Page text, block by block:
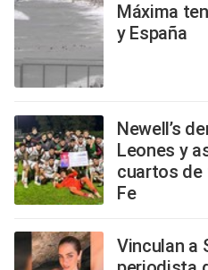
Máxima
y España
Newell’s
Leones y
cuartos de
Fe
Vinculan a